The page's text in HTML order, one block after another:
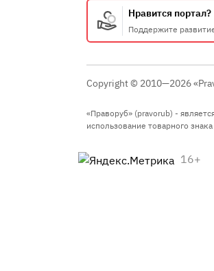
Нравится портал?
Поддержите
Copyright © 2010—2026
«Праворуб» (pravorub) -
использование товарного
16+